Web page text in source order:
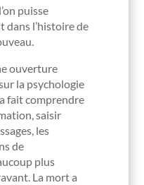
puisse
dans l’histoire de
ouverture
la psychologie
fait comprendre
saisir
les
de
plus
La mort a